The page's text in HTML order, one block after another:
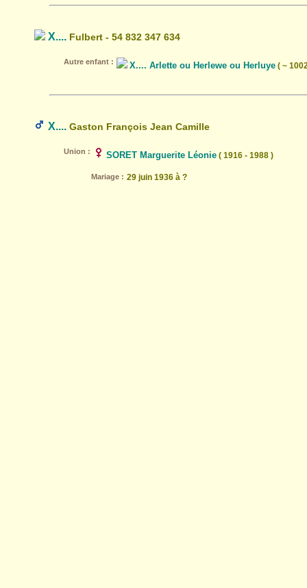
X.... Fulbert - 54 832 347 634
Autre enfant : X.... Arlette ou Herlewe ou Herluye ( ~
X.... Gaston François Jean Camille
Union : SORET Marguerite Léonie ( 1916 - 1988 )
Mariage : 29 juin 1936 à ?